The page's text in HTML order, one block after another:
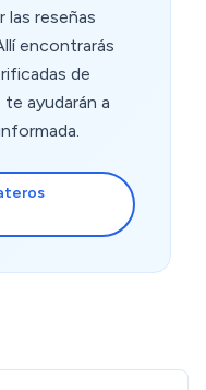
las reseñas
encontrarás
de
ayudarán a